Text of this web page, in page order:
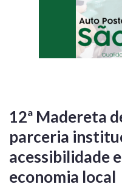
12ª Madereta
parceria
acessibilidade
economia local